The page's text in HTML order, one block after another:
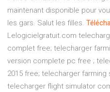
maintenant disponible pour
les gars. Salut les filles.
Lelogicielgratuit.com
complet free; telecharger
version complete pc free ;
2015 free; telecharger farming
telecharger flight simulator